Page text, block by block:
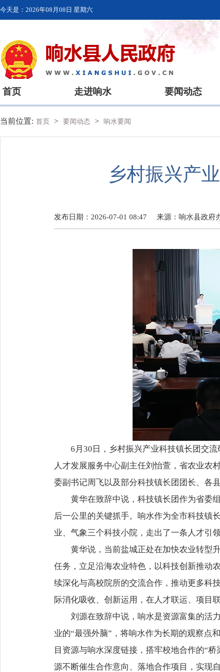
今天是： 2026年08月08日 星期六
首页 走进响水 要闻动态
当前位置: 首页 > 要闻动态 > 响水要闻
乡村振兴产
发布日期：2026-07-01 08:47 来源： 响水县政府
6月30日，乡村振兴产业科技镇长团交
人才发展服务中心副主任刘怡萱，省农业农
委副书记周飞以及部分科技镇长团团长、各
黄华在致辞中说，科技镇长团作为省委
后一公里的关键抓手。响水作为全市科技镇
业、气象三个科技小院，走出了一条人才引
黄华说，当前盐城正处在加快农业转型
任务，立足沿海农业特色，以科技创新推动
续深化与高校院所的交流合作，推动更多科
际消化吸收、创新运用，在人才联运、项目
刘源在致辞中说，响水是资源富集的活
业的“最强外脑”，‌将响水作为长期的观察点
目资源与响水深度链接，搭牢校地合作的“
源不断催生合作意向、落地合作项目，实现